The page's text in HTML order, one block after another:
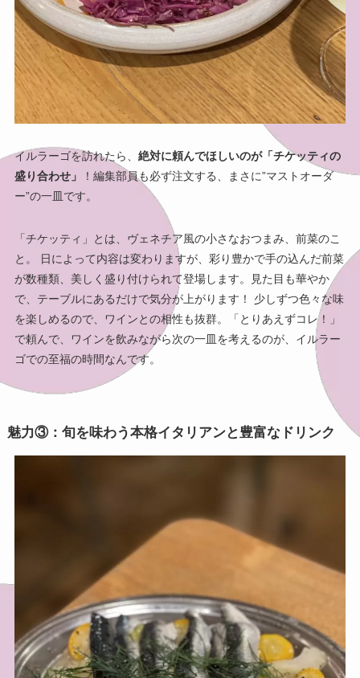
イルラーゴを訪れたら、 絶対に頼んでほしいのが「チケッティの
盛り合わせ」
！編集部員も必ず注文する、まさに”マストオーダ
ー”の一皿です。
「チケッティ」とは、ヴェネチア風の小さなおつまみ、前菜のこ
と。 日によって内容は変わりますが、彩り豊かで手の込んだ前菜
が数種類、美しく盛り付けられて登場します。見た目も華やか
で、テーブルにあるだけで気分が上がります！ 少しずつ色々な味
を楽しめるので、ワインとの相性も抜群。「とりあえずコレ！」
で頼んで、ワインを飲みながら次の一皿を考えるのが、イルラー
ゴでの至福の時間なんです。
魅力③：旬を味わう本格イタリアンと豊富なドリンク